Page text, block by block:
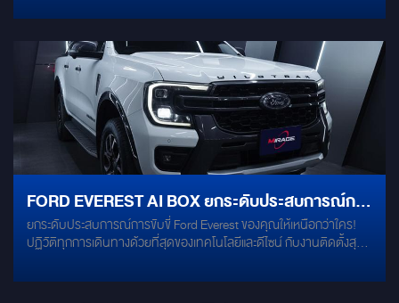
ด้วยไอเทมระดับพรีเมียม
FORD EVEREST AI BOX ยกระดับประสบการณ์การ
ขับขี่ของคุณให้เหนือกว่าใคร
ยกระดับประสบการณ์การขับขี่ Ford Everest ของคุณให้เหนือกว่าใคร!
ปฏิวัติทุกการเดินทางด้วยที่สุดของเทคโนโลยีและดีไซน์ กับงานติดตั้งสุด
ความบันเทิงและการเชื่อมต่อ ความเร็วเหนือจินตนาการ: ด้วย RAM 8GB